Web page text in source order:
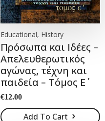
Educational, History
Πρόσωπα και Ιδέες –
Απελευθερωτικός
αγώνας, τέχνη και
παιδεία – Τόμος Ε΄
€12.00
Add To Cart